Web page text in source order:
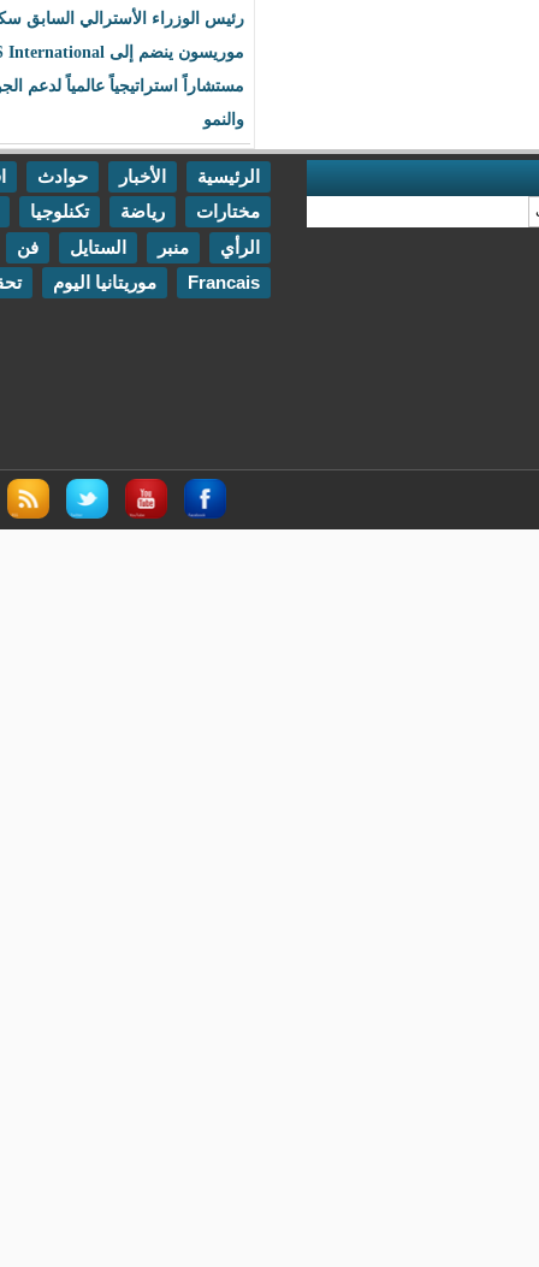
رئيس الوزراء الأسترالي السابق سكوت
موريسون ينضم إلى BLS International
مستشاراً استراتيجياً عالمياً لدعم الجودة
حوادث
اقتصاد
تكنلوجيا
مقابلات
الستايل فن
اتصل بنا
موريتانيا اليوم تحقيقات